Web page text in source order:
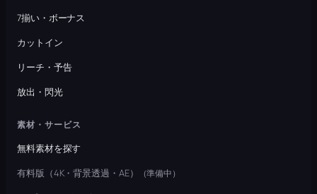
7揃い・ボーナス
カットイン
リーチ・予告
放出・閃光
素材・サービス
無料素材を探す
有料版（4K・背景透過・AE）
（準備中）